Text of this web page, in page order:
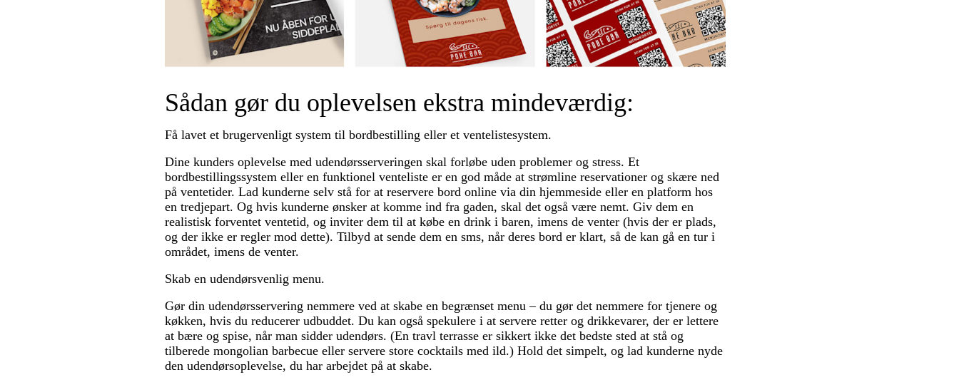
Sådan gør du oplevelsen ekstra mindeværdig:
Få lavet et brugervenligt system til bordbestilling eller et ventelistesystem.
Dine kunders oplevelse med udendørsserveringen skal forløbe uden problemer og stress. Et
bordbestillingssystem eller en funktionel venteliste er en god måde at strømline reservationer og skære ned
på ventetider. Lad kunderne selv stå for at reservere bord online via din hjemmeside eller en platform hos
en tredjepart. Og hvis kunderne ønsker at komme ind fra gaden, skal det også være nemt. Giv dem en
realistisk forventet ventetid, og inviter dem til at købe en drink i baren, imens de venter (hvis der er plads,
og der ikke er regler mod dette). Tilbyd at sende dem en sms, når deres bord er klart, så de kan gå en tur i
området, imens de venter.
Skab en udendørsvenlig menu.
Gør din udendørsservering nemmere ved at skabe en begrænset menu – du gør det nemmere for tjenere og
køkken, hvis du reducerer udbuddet. Du kan også spekulere i at servere retter og drikkevarer, der er lettere
at bære og spise, når man sidder udendørs. (En travl terrasse er sikkert ikke det bedste sted at stå og
tilberede mongolian barbecue eller servere store cocktails med ild.) Hold det simpelt, og lad kunderne nyde
den udendørsoplevelse, du har arbejdet på at skabe.